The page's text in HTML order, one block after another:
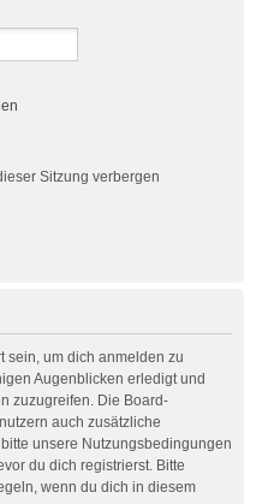
Sitzung verbergen
sein, um dich anmelden zu
Augenblicken erledigt und
zuzugreifen. Die Board-
auch zusätzliche
unsere Nutzungsbedingungen
du dich registrierst. Bitte
wenn du dich in diesem